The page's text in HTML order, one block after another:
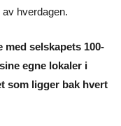
hverdagen.
selskapets 100-
egne lokaler i
som ligger bak hvert